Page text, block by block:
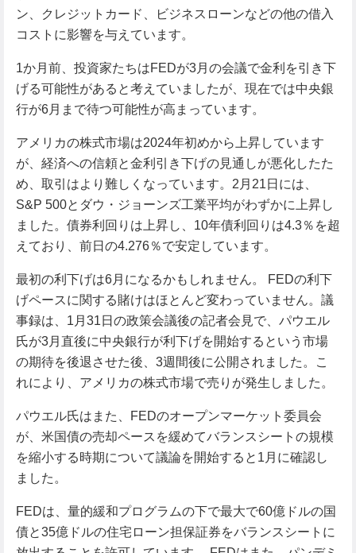
ン、クレジットカード、ビジネスローンなどの他の借入
コストに影響を与えています。
1か月前、投資家たちはFEDが3月の会議で金利を引き下
げる可能性があると考えていましたが、現在では中央銀
行が6月まで待つ可能性が高まっています。
アメリカの株式市場は2024年初めから上昇しています
が、経済への信頼と金利引き下げの見通しが悪化したた
め、取引はより難しくなっています。2月21日には、
S&P 500とダウ・ジョーンズ工業平均がわずかに上昇し
ました。債券利回りは上昇し、10年債利回りは4.3％を超
えており、前日の4.276％で安定しています。
最初の利下げは6月になるかもしれません。 FEDの利下
げペースに関する賭けはほとんど変わっていません。議
事録は、1月31日の政策会議後の記者会見で、パウエル
氏が3月直後に中央銀行が利下げを開始するという市場
の期待を後退させた後、3週間後に公開されました。こ
れにより、アメリカの株式市場で売りが発生しました。
パウエル氏はまた、FEDのオープンマーケット委員会
が、米国債の売却ペースを緩めてバランスシートの規模
を縮小する時期について議論を開始すると1月に確認し
ました。
FEDは、量的緩和プログラムの下で最大で60億ドルの国
債と35億ドルの住宅ローン担保証券をバランスシートに